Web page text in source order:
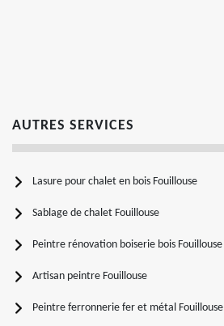
AUTRES SERVICES
Lasure pour chalet en bois Fouillouse
Sablage de chalet Fouillouse
Peintre rénovation boiserie bois Fouillouse
Artisan peintre Fouillouse
Peintre ferronnerie fer et métal Fouillouse